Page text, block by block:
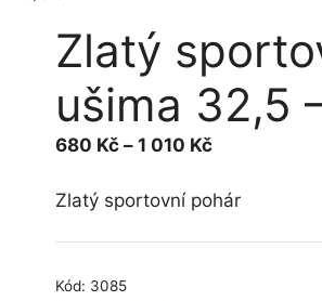
Zlatý
ušima 32,5
680 Kč – 1 010 KčRozpětí
680 Kč
Zlatý sportovní pohár
Kód: 3085